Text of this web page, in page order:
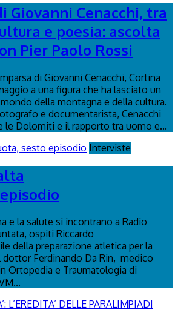
Giovanni Cenacchi, tra
e poesia: ascolta
Pier Paolo Rossi
di Giovanni Cenacchi, Cortina
a una figura che ha lasciato un
della montagna e della cultura.
e documentarista, Cenacchi
le Dolomiti e il rapporto tra uomo e...
Interviste
e la salute si incontrano a Radio
ospiti Riccardo
della preparazione atletica per la
Ferdinando Da Rin, medico
Ortopedia e Traumatologia di